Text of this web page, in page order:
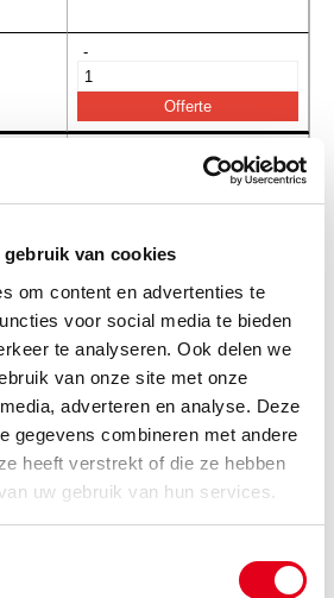
gebruik van cookies
om content en advertenties te
voor social media te bieden
te analyseren. Ook delen we
van onze site met onze
adverteren en analyse. Deze
gegevens combineren met andere
heeft verstrekt of die ze hebben
uw gebruik van hun services.
-
Y-Lagerblokken SKF PFT72 Y-
Stuks
Y-Lagerblokken SKF PFT80 Y-
Stuks
-